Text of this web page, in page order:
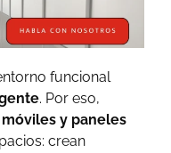
funcional
. Por eso,
y paneles
crean